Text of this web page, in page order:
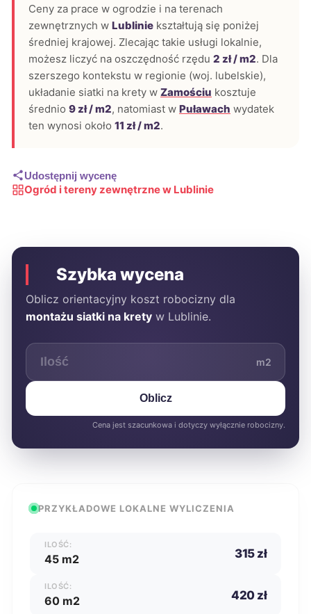
Ceny za prace w ogrodzie i na terenach
zewnętrznych w Lublinie kształtują się poniżej
średniej krajowej. Zlecając takie usługi lokalnie,
możesz liczyć na oszczędność rzędu 2 zł / m2. Dla
szerszego kontekstu w regionie (woj. lubelskie),
układanie siatki na krety w Zamościu kosztuje
średnio 9 zł / m2, natomiast w Puławach wydatek
ten wynosi około 11 zł / m2.
Udostępnij wycenę
Ogród i tereny zewnętrzne w Lublinie
Szybka wycena
Oblicz orientacyjny koszt robocizny dla
montażu siatki na krety w Lublinie.
m2
Oblicz
Cena jest szacunkowa i dotyczy wyłącznie robocizny.
PRZYKŁADOWE LOKALNE WYLICZENIA
ILOŚĆ:
45 m2 315 zł
ILOŚĆ:
60 m2 420 zł